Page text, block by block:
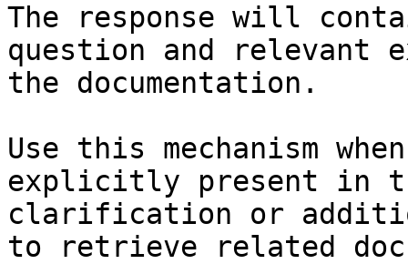
The response will
question and relevant
the documentation.
Use this mechanism
explicitly present in
clarification or